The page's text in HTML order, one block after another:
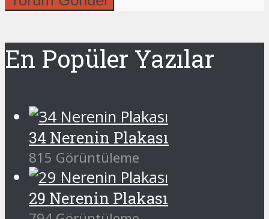
En Popüler Yazılar
34 Nerenin Plakası
815 Görüntüleme
29 Nerenin Plakası